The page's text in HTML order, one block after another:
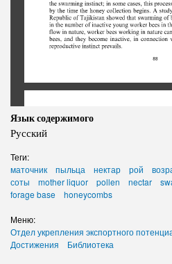
Язык содержимого
Русский
Теги:
маточник
пыльца нектар рой
соты
mother liquor pollen nectar
forage base
honeycombs
Меню:
Отдел укрепления экспортного
Достижения
Библиотека